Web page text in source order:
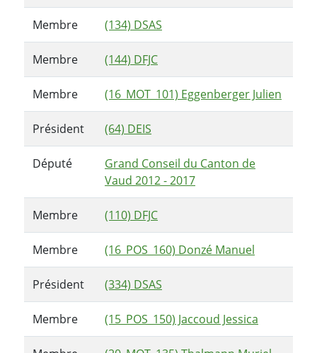
Membre (134) DSAS
Membre (144) DFJC
Membre (16_MOT_101) Eggenberger Julien
Président (64) DEIS
Député
Grand Conseil du Canton de
Vaud 2012 - 2017
Membre (110) DFJC
Membre (16_POS_160) Donzé Manuel
Président (334) DSAS
Membre (15_POS_150) Jaccoud Jessica